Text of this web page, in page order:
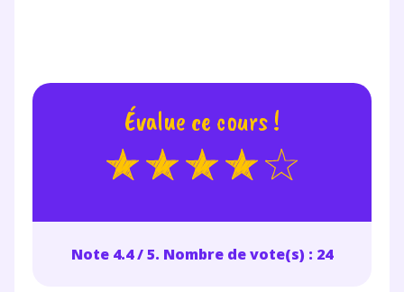
Évalue ce cours !
Note 4.4 / 5. Nombre de vote(s) : 24
désinscription présent dans chaque newsletter. Pour
en savoir plus sur la gestion de vos données
personnelles et pour exercer vos droits, vous pouvez